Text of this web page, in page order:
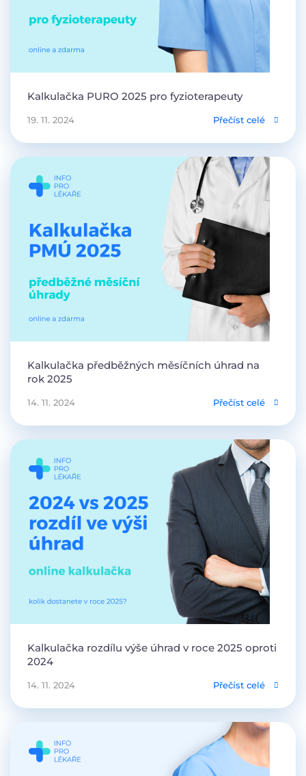
Kalkulačka PURO 2025 pro fyzioterapeuty
19. 11. 2024 Přečíst celé
Kalkulačka předběžných měsíčních úhrad na
rok 2025
14. 11. 2024 Přečíst celé
Kalkulačka rozdílu výše úhrad v roce 2025 oproti
2024
14. 11. 2024 Přečíst celé